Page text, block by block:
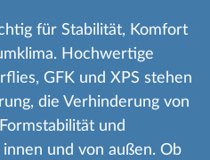
für Stabilität, Komfort
Hochwertige
GFK und XPS stehen
die Verhinderung von
und
und von außen. Ob